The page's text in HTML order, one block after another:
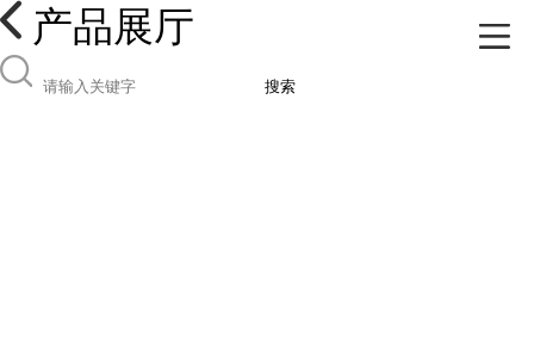
产品展厅
搜索